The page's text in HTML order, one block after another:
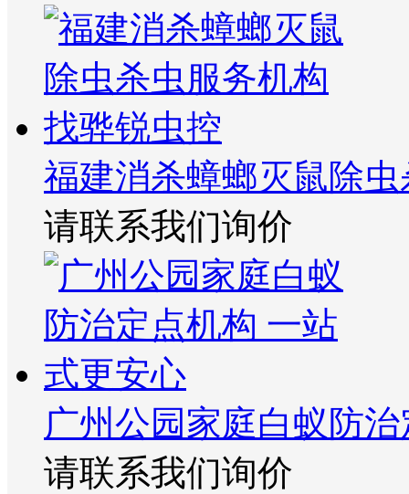
福建消杀蟑螂灭鼠除
请联系我们询价
广州公园家庭白蚁防
请联系我们询价